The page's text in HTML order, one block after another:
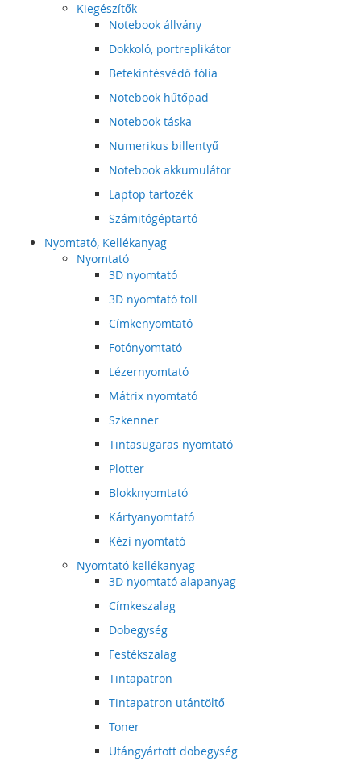
Kiegészítők
Notebook állvány
Dokkoló, portreplikátor
Betekintésvédő fólia
Notebook hűtőpad
Notebook táska
Numerikus billentyű
Notebook akkumulátor
Laptop tartozék
Számitógéptartó
Nyomtató, Kellékanyag
Nyomtató
3D nyomtató
3D nyomtató toll
Címkenyomtató
Fotónyomtató
Lézernyomtató
Mátrix nyomtató
Szkenner
Tintasugaras nyomtató
Plotter
Blokknyomtató
Kártyanyomtató
Kézi nyomtató
Nyomtató kellékanyag
3D nyomtató alapanyag
Címkeszalag
Dobegység
Festékszalag
Tintapatron
Tintapatron utántöltő
Toner
Utángyártott dobegység